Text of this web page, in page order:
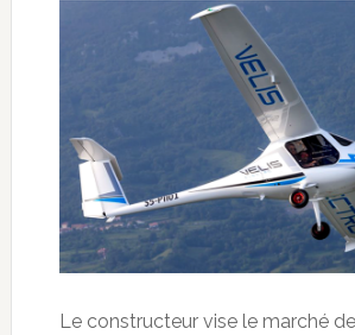
Le constructeur vise le marché